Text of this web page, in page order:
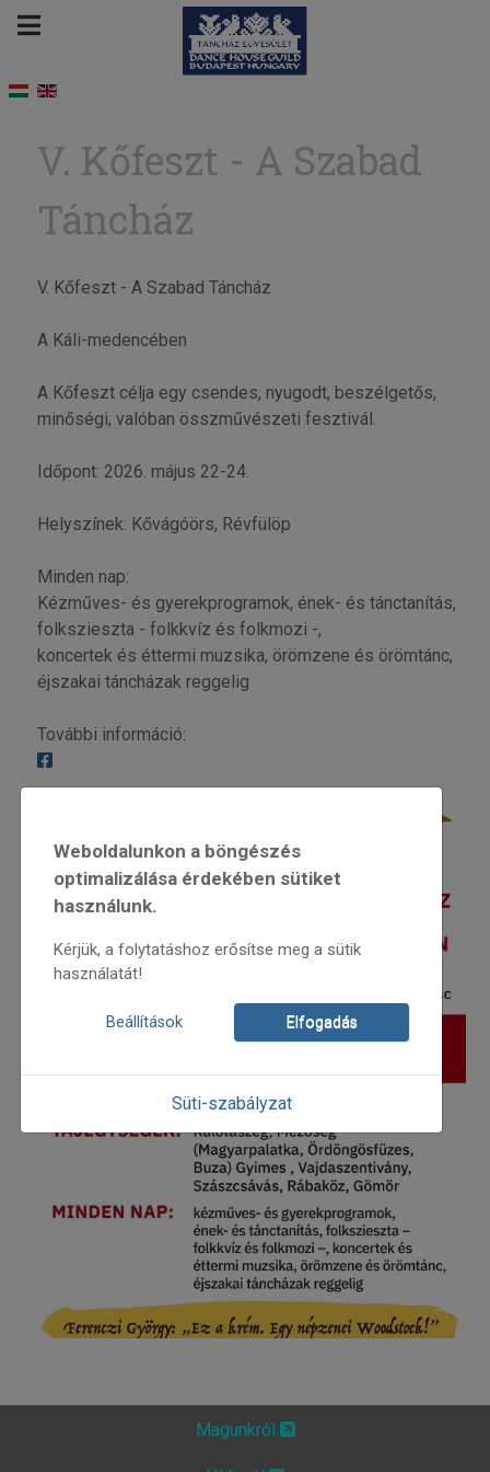
V. Kőfeszt - A Szabad
Táncház
V. Kőfeszt - A Szabad Táncház
A Káli-medencében
A Kőfeszt célja egy csendes, nyugodt, beszélgetős,
minőségi, valóban összművészeti fesztivál.
Időpont: 2026. május 22-24.
Helyszínek: Kővágóörs, Révfülöp
Minden nap:
Kézműves- és gyerekprogramok, ének- és tánctanítás,
folkszieszta - folkkvíz és folkmozi -,
koncertek és éttermi muzsika, örömzene és örömtánc,
éjszakai táncházak reggelig
További információ:
Weboldalunkon a böngészés
optimalizálása érdekében sütiket
használunk.
Kérjük, a folytatáshoz erősítse meg a sütik
használatát!
Beállítások Elfogadás
Süti-szabályzat
Magunkról